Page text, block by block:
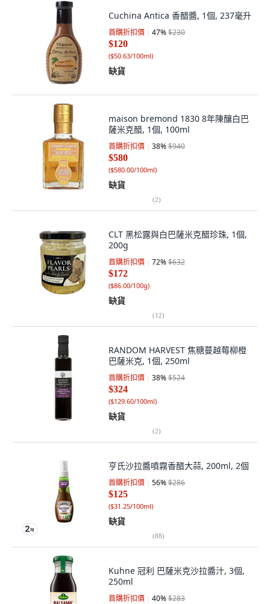
Cuchina Antica 香醋醬, 1個, 237毫升
首購折扣價 47%$230
$120
($50.63/100ml)
缺貨
maison bremond 1830 8年陳釀白巴
薩米克醋, 1個, 100ml
首購折扣價 38%$940
$580
($580.00/100ml)
缺貨
(2)
CLT 黑松露與白巴薩米克醋珍珠, 1個,
200g
首購折扣價 72%$632
$172
($86.00/100g)
缺貨
(12)
RANDOM HARVEST 焦糖蔓越莓柳橙
巴薩米克, 1個, 250ml
首購折扣價 38%$524
$324
($129.60/100ml)
缺貨
(2)
亨氏沙拉醬噴霧香醋大蒜, 200ml, 2個
首購折扣價 56%$286
$125
($31.25/100ml)
缺貨
(88)
Kuhne 冠利 巴薩米克沙拉醬汁, 3個,
250ml
首購折扣價 40%$283